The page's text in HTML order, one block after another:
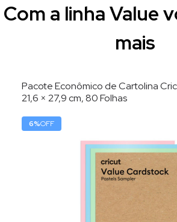
Com a linha Value
mais
Pacote Econômico de Cartolina
21,6 × 27,9 cm, 80 Folhas
6%OFF